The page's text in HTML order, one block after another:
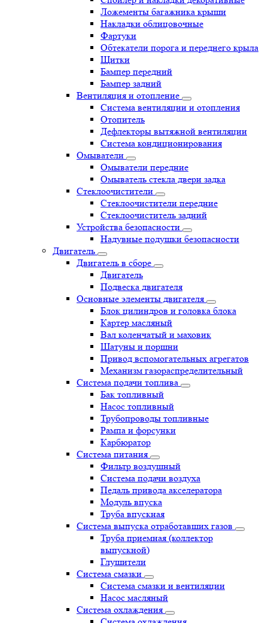
Ложементы багажника крыши
Накладки облицовочные
Фартуки
Обтекатели порога и переднего крыла
Щитки
Бампер передний
Бампер задний
Вентиляция и отопление
Система вентиляции и отопления
Отопитель
Дефлекторы вытяжной вентиляции
Система кондиционирования
Омыватели
Омыватели передние
Омыватель стекла двери задка
Стеклоочистители
Стеклоочистители передние
Стеклоочиститель задний
Устройства безопасности
Надувные подушки безопасности
Двигатель
Двигатель в сборе
Двигатель
Подвеска двигателя
Основные элементы двигателя
Блок цилиндров и головка блока
Картер масляный
Вал коленчатый и маховик
Шатуны и поршни
Привод вспомогательных агрегатов
Механизм газораспределительный
Система подачи топлива
Бак топливный
Насос топливный
Трубопроводы топливные
Рампа и форсунки
Карбюратор
Система питания
Фильтр воздушный
Система подачи воздуха
Педаль привода акселератора
Модуль впуска
Труба впускная
Система выпуска отработавших газов
Труба приемная (коллектор
выпускной)
Глушители
Система смазки
Система смазки и вентиляции
Насос масляный
Система охлаждения